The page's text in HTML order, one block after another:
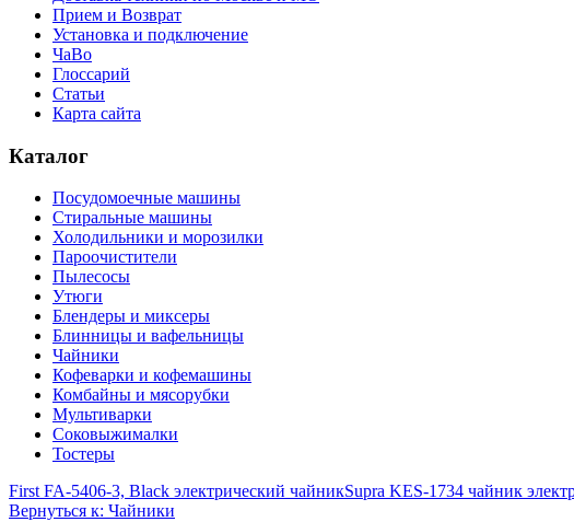
Прием и Возврат
Установка и подключение
ЧаВо
Глоссарий
Статьи
Карта сайта
Каталог
Посудомоечные машины
Стиральные машины
Холодильники и морозилки
Пароочистители
Пылесосы
Утюги
Блендеры и миксеры
Блинницы и вафельницы
Чайники
Кофеварки и кофемашины
Комбайны и мясорубки
Мультиварки
Соковыжималки
Тостеры
First FA-5406-3, Black электрический чайникSupra KES-1734 чайник
Вернуться к: Чайники